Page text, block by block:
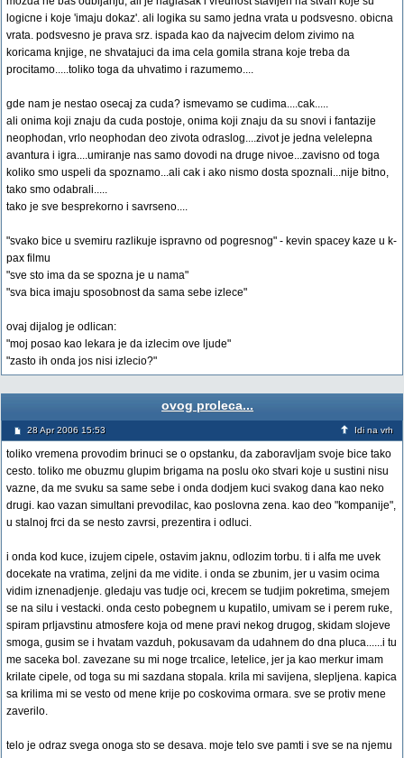
logicne i koje 'imaju dokaz'. ali logika su samo jedna vrata u podsvesno. obicna
vrata. podsvesno je prava srz. ispada kao da najvecim delom zivimo na
koricama knjige, ne shvatajuci da ima cela gomila strana koje treba da
procitamo.....toliko toga da uhvatimo i razumemo....
gde nam je nestao osecaj za cuda? ismevamo se cudima....cak.....
ali onima koji znaju da cuda postoje, onima koji znaju da su snovi i fantazije
neophodan, vrlo neophodan deo zivota odraslog....zivot je jedna velelepna
avantura i igra....umiranje nas samo dovodi na druge nivoe...zavisno od toga
koliko smo uspeli da spoznamo...ali cak i ako nismo dosta spoznali...nije bitno,
tako smo odabrali.....
tako je sve besprekorno i savrseno....
"svako bice u svemiru razlikuje ispravno od pogresnog" - kevin spacey kaze u k-
pax filmu
"sve sto ima da se spozna je u nama"
"sva bica imaju sposobnost da sama sebe izlece"
ovaj dijalog je odlican:
"moj posao kao lekara je da izlecim ove ljude"
"zasto ih onda jos nisi izlecio?"
ovog proleca...
28 Apr 2006 15:53 Idi na vrh
toliko vremena provodim brinuci se o opstanku, da zaboravljam svoje bice tako
cesto. toliko me obuzmu glupim brigama na poslu oko stvari koje u sustini nisu
vazne, da me svuku sa same sebe i onda dodjem kuci svakog dana kao neko
drugi. kao vazan simultani prevodilac, kao poslovna zena. kao deo "kompanije",
u stalnoj frci da se nesto zavrsi, prezentira i odluci.
i onda kod kuce, izujem cipele, ostavim jaknu, odlozim torbu. ti i alfa me uvek
docekate na vratima, zeljni da me vidite. i onda se zbunim, jer u vasim ocima
vidim iznenadjenje. gledaju vas tudje oci, krecem se tudjim pokretima, smejem
se na silu i vestacki. onda cesto pobegnem u kupatilo, umivam se i perem ruke,
spiram prljavstinu atmosfere koja od mene pravi nekog drugog, skidam slojeve
smoga, gusim se i hvatam vazduh, pokusavam da udahnem do dna pluca......i tu
me saceka bol. zavezane su mi noge trcalice, letelice, jer ja kao merkur imam
krilate cipele, od toga su mi sazdana stopala. krila mi savijena, slepljena. kapica
sa krilima mi se vesto od mene krije po coskovima ormara. sve se protiv mene
zaverilo.
telo je odraz svega onoga sto se desava. moje telo sve pamti i sve se na njemu